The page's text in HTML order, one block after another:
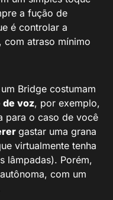
a fução de
é controlar a
com atraso mínimo
Bridge costumam
de voz, por exemplo,
para o caso de você
gastar uma grana
virtualmente tenha
lâmpadas). Porém,
com um